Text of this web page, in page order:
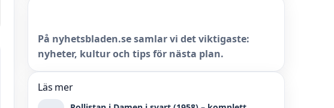
På nyhetsbladen.se samlar vi det viktigaste:
nyheter, kultur och tips för nästa plan.
Läs mer